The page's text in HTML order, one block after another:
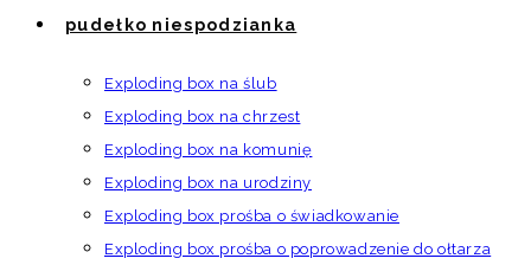
pudełko niespodzianka
Exploding box na ślub
Exploding box na chrzest
Exploding box na komunię
Exploding box na urodziny
Exploding box prośba o świadkowanie
Exploding box prośba o poprowadzenie do ołtarza